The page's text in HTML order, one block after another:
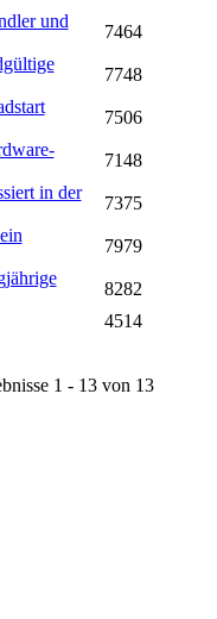
und
7464
7748
7506
7148
in der
7375
7979
8282
4514
1 - 13 von 13